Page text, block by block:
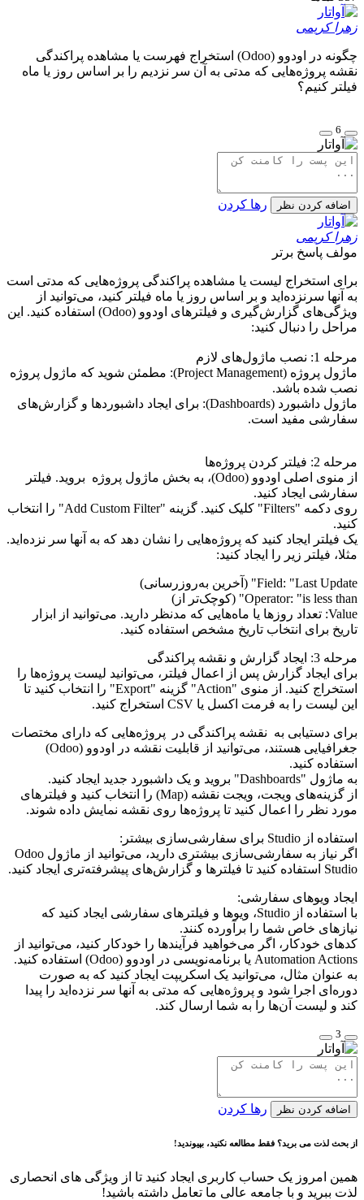
زهرا کریمی
چگونه در اودوو (Odoo) استخراج فهرست یا مشاهده پراکندگی
نقشه پروژه‌هایی که مدتی به آن سر نزدیم را بر اساس روز یا ماه
فیلتر کنیم؟
6
اضافه کردن نظر رها کردن
زهرا کریمی
مولف پاسخ برتر
برای استخراج لیست یا مشاهده پراکندگی پروژه‌هایی که مدتی است
به آنها سرنزده‌اید و بر اساس روز یا ماه فیلتر کنید، می‌توانید از
ویژگی‌های گزارش‌گیری و فیلترهای اودوو (Odoo) استفاده کنید. این
مراحل را دنبال کنید:
مرحله 1: نصب ماژول‌های لازم
ماژول پروژه (Project Management): مطمئن شوید که ماژول پروژه
نصب شده باشد.
ماژول داشبورد (Dashboards): برای ایجاد داشبوردها و گزارش‌های
سفارشی مفید است.
مرحله 2: فیلتر کردن پروژه‌ها
از منوی اصلی اودوو (Odoo)، به بخش
ماژول پروژه بروید. فیلتر
سفارشی ایجاد کنید.
روی دکمه "Filters" کلیک کنید. گزینه "Add Custom Filter" را انتخاب
کنید.
یک فیلتر ایجاد کنید که پروژه‌هایی را نشان دهد که به آنها سر نزده‌اید.
مثلا، فیلتر زیر را ایجاد کنید:
Field: "Last Update" (آخرین به‌روزرسانی)
Operator: "is less than" (کوچک‌تر از)
Value: تعداد روزها یا ماه‌هایی که مدنظر دارید. می‌توانید از ابزار
تاریخ برای انتخاب تاریخ مشخص استفاده کنید.
مرحله 3: ایجاد گزارش و نقشه پراکندگی
برای ایجاد گزارش پس از اعمال فیلتر، می‌توانید لیست پروژه‌ها را
استخراج کنید. از منوی "Action" گزینه "Export" را انتخاب کنید تا
این لیست را به فرمت اکسل یا CSV استخراج کنید.
برای دستیابی به نقشه پراکندگی در پروژه‌هایی که دارای مختصات
جغرافیایی هستند، می‌توانید از قابلیت نقشه در اودوو (Odoo)
استفاده کنید.
به ماژول "Dashboards" بروید و یک داشبورد جدید ایجاد کنید.
از گزینه‌های ویجت، ویجت نقشه (Map) را انتخاب کنید و فیلترهای
مورد نظر را اعمال کنید تا پروژه‌ها روی نقشه نمایش داده شوند.
استفاده از Studio برای سفارشی‌سازی بیشتر:
اگر نیاز به سفارشی‌سازی بیشتری دارید، می‌توانید از ماژول Odoo
Studio استفاده کنید تا فیلترها و گزارش‌های پیشرفته‌تری ایجاد کنید.
ایجاد ویوهای سفارشی:
با استفاده از Studio، ویوها و فیلترهای سفارشی ایجاد کنید که
نیازهای خاص شما را برآورده کنند.
کدهای خودکار، اگر می‌خواهید فرآیندها را خودکار کنید، می‌توانید از
Automation Actions یا برنامه‌نویسی در اودوو (Odoo) استفاده کنید.
به عنوان مثال، می‌توانید یک اسکریپت ایجاد کنید که به صورت
دوره‌ای اجرا شود و پروژه‌هایی که مدتی به آنها سر نزده‌اید را پیدا
کند و لیست آن‌ها را به شما ارسال کند.
3
اضافه کردن نظر رها کردن
از بحث لذت می برید؟ فقط مطالعه نکنید، بپیوندید!
همین امروز یک حساب کاربری ایجاد کنید تا از ویژگی های انحصاری
لذت ببرید و با جامعه عالی ما تعامل داشته باشید!